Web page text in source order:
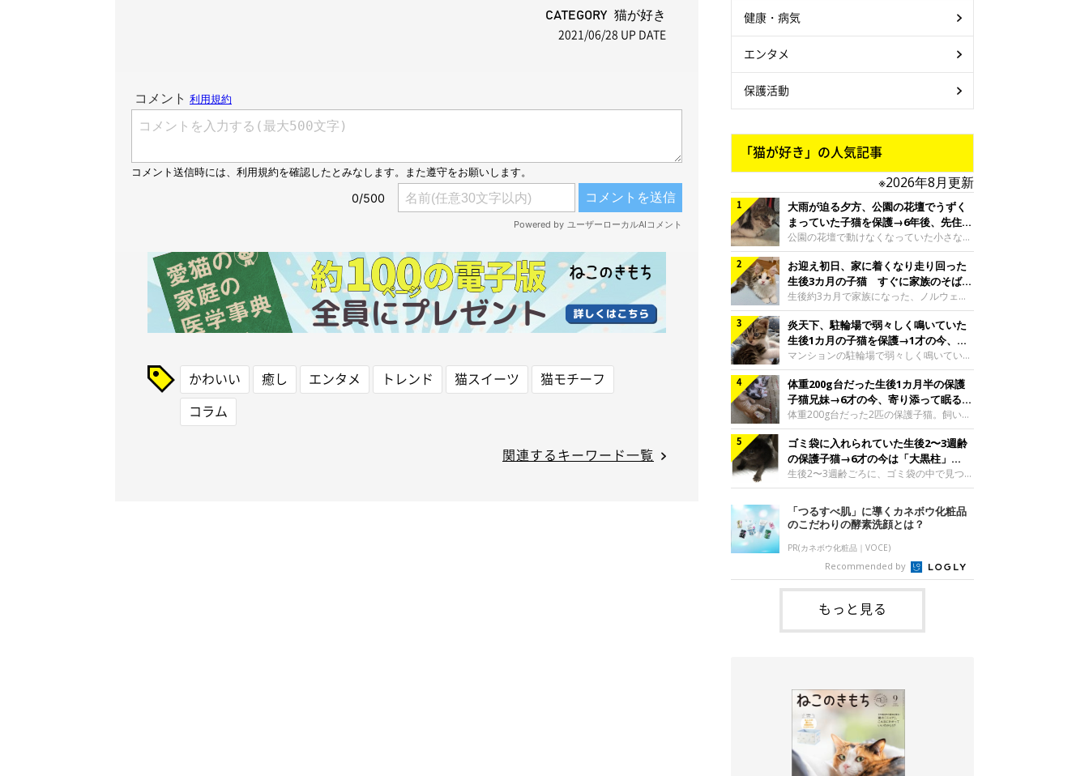
CATEGORY 猫が好き
2021/06/28 UP DATE
かわいい 癒し エンタメ トレンド 猫スイーツ
猫モチーフ
コラム
関連するキーワード一覧
健康・病気
エンタメ
保護活動
「猫が好き」の人気記事
※2026年8月更新
大雨が迫る夕方、公園の花壇でうずく
まっていた子猫を保護→6年後、先住猫
と“姉妹”のような関係に
公園の花壇で動けなくなっていた小さな子
猫。家族に迎えられてから6年、先住猫と
の間には深い絆が育まれていました。保護
当時のティダちゃん。
@muumuu62197189紹介するのは、
X（旧Twitter）ユーザー
@muumuu62197189さんの愛猫・ティダ
ちゃん（取材時6才）の成長記録です。こ
ちらは、生後3カ月ごろのティダちゃん。
飼い主さんが出会ったのは、夜から大雨に
なると予報されていた日の夕方でした。花
壇で動けずにいた子猫保護したばかりのテ
ィダちゃん。@muumuu62197189飼い主
さんは、公園の
お迎え初日、家に着くなり走り回った
生後3カ月の子猫 すぐに家族のそばで
落ち着く姿に「迎えてよかった」
生後約3カ月で家族になった、ノルウェー
ジャンフォレストキャットの子猫。お迎え
翌日には、すでに家でくつろぐ様子を見せ
ていました。お迎え翌日、ベッドでうとう
とするむうちゃんお迎え翌日のむうちゃ
ん。@umimugi0304紹介するのは、
Instagramユーザー@umimugi0304さんの
愛猫・むうちゃん（撮影時、生後約3カ月
／ノルウェージャンフォレストキャッ
ト）。こちらは、お迎え翌日に撮影された
一枚。ゴハンをお腹いっぱい食べたむうち
ゃんは眠くなり、飼い主さん夫婦のベッド
でうとうとし始めたのだとか。飼い主さ
炎天下、駐輪場で弱々しく鳴いていた
生後1カ月の子猫を保護→1才の今、筋
肉質でツンデレなコに成長
マンションの駐輪場で弱々しく鳴いてい
た、生後1カ月ほどの子猫。家族に迎えら
れてから1年、体も行動も大きく成長しま
した。炎天下の駐輪場で鳴いていた小さな
子猫保護当時のモモちゃん。@Kingponzu
紹介するのは、X（旧Twitter）ユーザー
@Kingponzuさんの愛猫・モモちゃん（取
材時1才）の成長記録です。こちらは、モ
モちゃんが生後1カ月ごろに撮影された一
枚。飼い主さんの自宅マンションの駐輪場
です。子猫時代のモモちゃん。
@Kingponzuその日は気温が35℃を
体重200g台だった生後1カ月半の保護
子猫兄妹→6才の今、寄り添って眠る姿
にほっこり！
体重200g台だった2匹の保護子猫。飼い主
さんの家族になってから6年、ともに成長
するなかで、2匹の関係にも少しずつ変化
が見られました。家族になったばかりの小
さな兄妹猫（写真上から）妹猫・てんちゃ
ん、兄猫・ラムくん。@ten_ramu紹介す
るのは、X（旧Twitter）ユーザー
@ten_ramuさんの愛猫・ラムくんとてん
ちゃん（ともに取材時6才）の成長記録で
す。この写真は、お迎えして間もない生後
1カ月半ごろの2匹。当時、ラムくんは260
グラム、てんちゃんは209グラムと、どち
らもとても小さな体でした。2匹
ゴミ袋に入れられていた生後2〜3週齢
の保護子猫→6才の今は「大黒柱」
に！ 美しい黒猫に成長した姿にグッ
とくる
生後2〜3週齢ごろに、ゴミ袋の中で見つか
った小さな命。ミルクから育てられたその
子猫は今、家族に欠かせない存在へと成長
しました。ゴミ袋の中で見つかった、ミニ
モグラのような子猫よちよち歩きをしてい
たころの、生後2〜3週齢ごろのドンちゃ
ん。@doddou_1今回紹介するのは、
X（旧Twitter）ユーザー@doddou_1さん
の愛猫・ドンちゃん（取材時、推定6才／
本名：ドミトリー・ドンスコイ）。ドンち
ゃんは、保護猫でした。ドンちゃんが見つ
かったのは、飼い主さんの姉の勤め先の敷
「つるすべ肌」に導くカネボウ化粧品
のこだわりの酵素洗顔とは？
PR(カネボウ化粧品｜VOCE)
Recommended by
もっと見る